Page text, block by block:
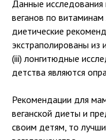
Данные исследования
веганов по
диетические
экстраполированы из
(iii) лонгитюдные
детства являются
Рекомендации для
веганской диеты и
своим детям, то